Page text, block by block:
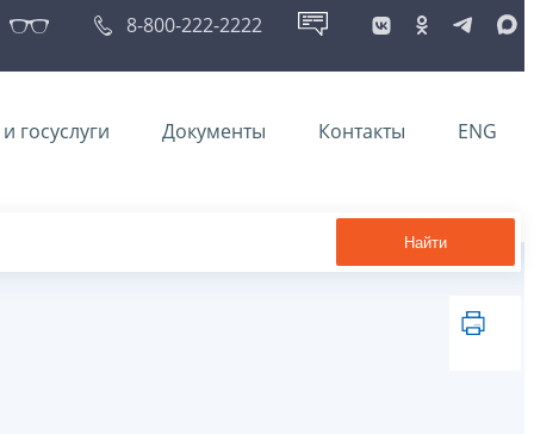
8-800-222-2222
госуслуги Документы Контакты ENG
Найти